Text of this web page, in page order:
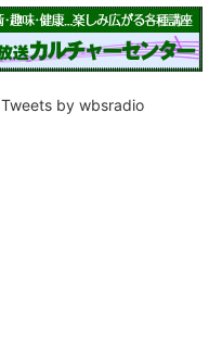
Tweets by wbsradio